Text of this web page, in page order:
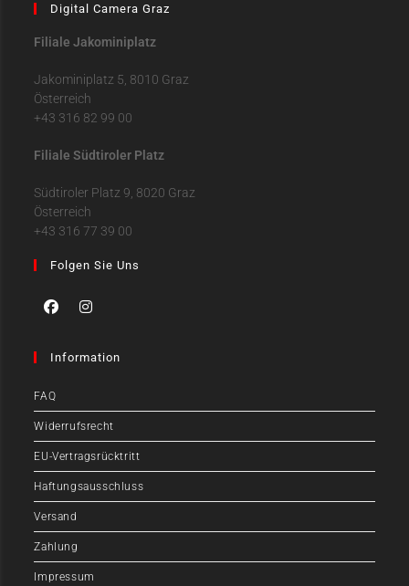
Digital Camera Graz
Filiale Jakominiplatz
Jakominiplatz 5, 8010 Graz
Österreich
+43 316 82 99 00
Filiale Südtiroler Platz
Südtiroler Platz 9, 8020 Graz
Österreich
+43 316 77 39 00
Folgen Sie Uns
Information
FAQ
Widerrufsrecht
EU-Vertragsrücktritt
Haftungsausschluss
Versand
Zahlung
Impressum